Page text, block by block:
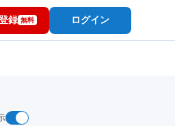
録 無料 ログイン